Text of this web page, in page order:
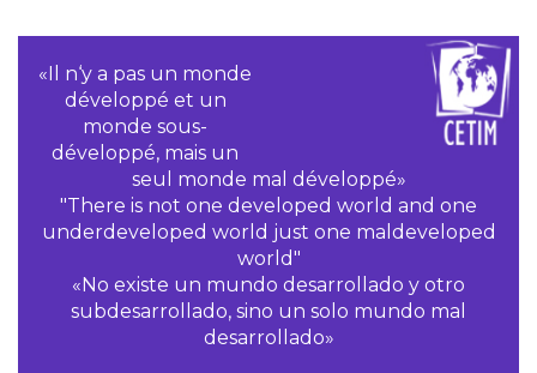
«Il n‘y a pas un monde
développé et un
monde sous-
développé, mais un
seul monde mal développé»
"There is not one developed world and one
underdeveloped world just one maldeveloped
world"
«No existe un mundo desarrollado y otro
subdesarrollado, sino un solo mundo mal
desarrollado»